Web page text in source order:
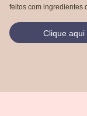
feitos com ingredientes
Clique